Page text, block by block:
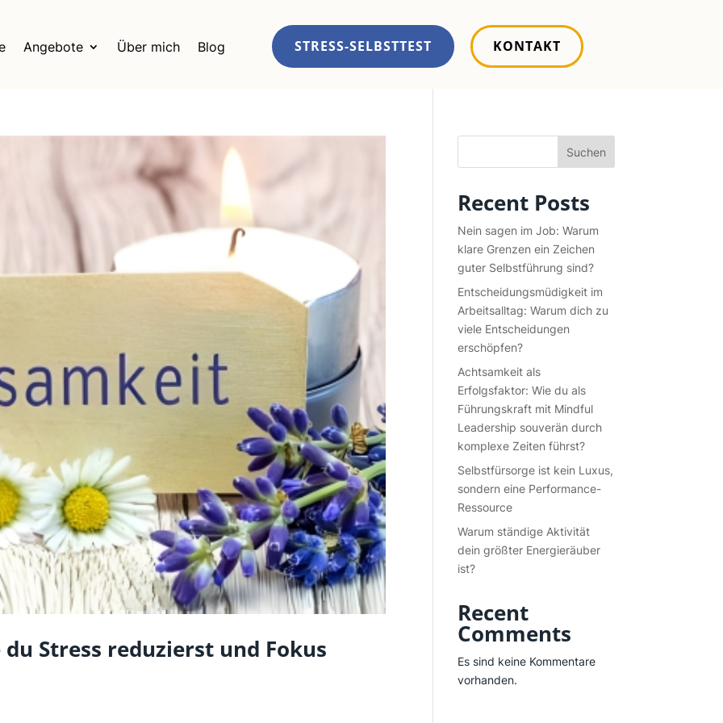
Angebote Über mich Blog STRESS-SELBSTTEST KONTAKT
Stress reduzierst und Fokus
Suchen
Recent Posts
Nein sagen im Job: Warum
klare Grenzen ein Zeichen
guter Selbstführung sind?
Entscheidungsmüdigkeit im
Arbeitsalltag: Warum dich zu
viele Entscheidungen
erschöpfen?
Achtsamkeit als
Erfolgsfaktor: Wie du als
Führungskraft mit Mindful
Leadership souverän durch
komplexe Zeiten führst?
Selbstfürsorge ist kein Luxus,
sondern eine Performance-
Ressource
Warum ständige Aktivität
dein größter Energieräuber
ist?
Recent
Comments
Es sind keine Kommentare
vorhanden.